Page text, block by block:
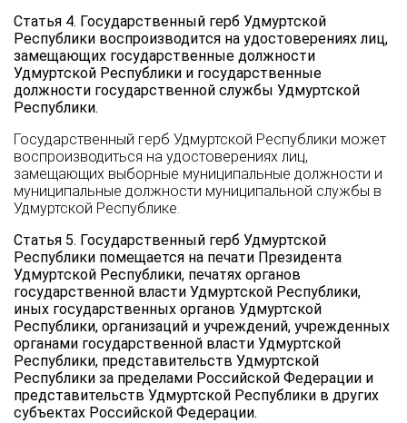
Статья 4. Государственный герб Удмуртской
Республики воспроизводится на удостоверениях лиц,
замещающих государственные должности
Удмуртской Республики и государственные
должности государственной службы Удмуртской
Республики.
Государственный герб Удмуртской Республики может
воспроизводиться на удостоверениях лиц,
замещающих выборные муниципальные должности и
муниципальные должности муниципальной службы в
Удмуртской Республике.
Статья 5. Государственный герб Удмуртской
Республики помещается на печати Президента
Удмуртской Республики, печатях органов
государственной власти Удмуртской Республики,
иных государственных органов Удмуртской
Республики, организаций и учреждений, учрежденных
органами государственной власти Удмуртской
Республики, представительств Удмуртской
Республики за пределами Российской Федерации и
представительств Удмуртской Республики в других
субъектах Российской Федерации.